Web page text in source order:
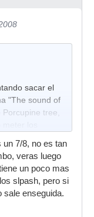
sacar el
"The sound of
tree,
los
un 7/8, no es tan
veras luego
un poco mas
slpash, pero si
sale enseguida.